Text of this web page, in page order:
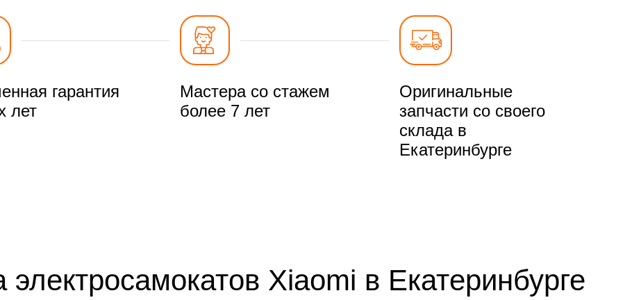
гарантия
лет
Мастера со стажем
более 7 лет
Оригинальные
запчасти со своего
склада в
Екатеринбурге
Xiaomi в Екатеринбурге